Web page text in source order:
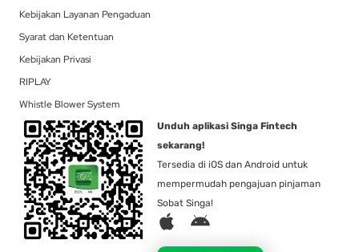
Kebijakan Layanan Pengaduan
Syarat dan Ketentuan
Kebijakan Privasi
RIPLAY
Whistle Blower System
Unduh aplikasi Singa Fintech
sekarang!
Tersedia di iOS dan Android untuk
mempermudah pengajuan pinjaman
Sobat Singa!
A
A